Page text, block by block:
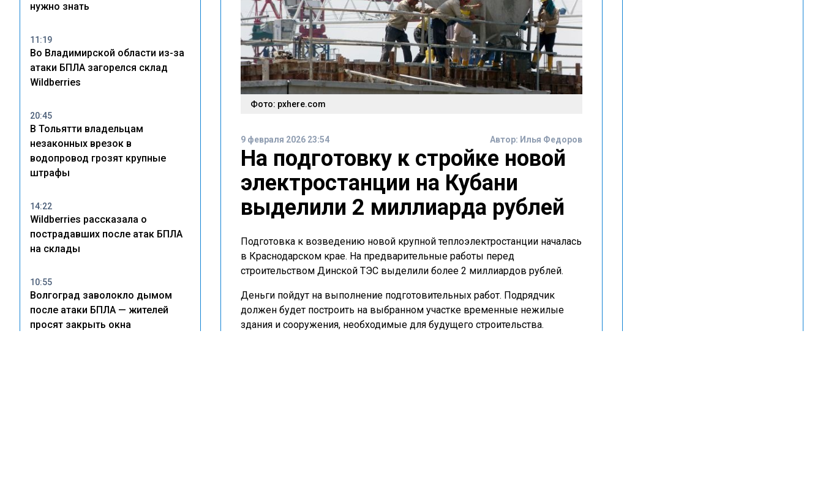
нужно знать
11:19
Во Владимирской области из-за
атаки БПЛА загорелся склад
Wildberries
20:45
В Тольятти владельцам
незаконных врезок в
водопровод грозят крупные
штрафы
14:22
Wildberries рассказала о
пострадавших после атак БПЛА
на склады
10:55
Волгоград заволокло дымом
после атаки БПЛА — жителей
просят закрыть окна
Фото: pxhere.com
9 февраля 2026 23:54 Автор: Илья Федоров
На подготовку к стройке новой
электростанции на Кубани
выделили 2 миллиарда рублей
Подготовка к возведению новой крупной теплоэлектростанции началась
в Краснодарском крае. На предварительные работы перед
строительством Динской ТЭС выделили более 2 миллиардов рублей.
Деньги пойдут на выполнение подготовительных работ. Подрядчик
должен будет построить на выбранном участке временные нежилые
здания и сооружения, необходимые для будущего строительства.